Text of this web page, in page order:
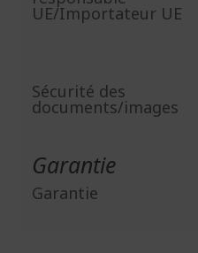
UE/Importateur UE
Sécurité des
documents/images
Garantie
Garantie